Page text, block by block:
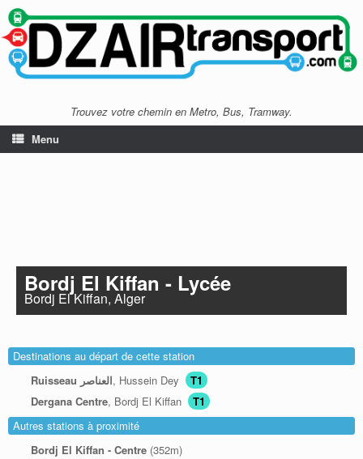
Trouvez votre chemin en Metro, Bus, Tramway.
Menu
Bordj El Kiffan - Lycée
Bordj El Kiffan, Alger
Destinations au départ de cette station
Ruisseau العناصر, Hussein Dey
T1
Dergana Centre, Bordj El Kiffan
T1
Autres stations à proximité
Bordj El Kiffan - Centre (352m)